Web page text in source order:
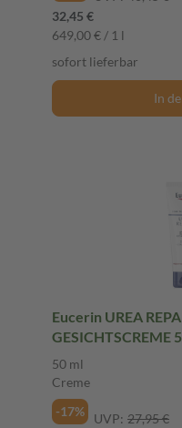
32,45 €
649,00 € / 1 l
sofort lieferbar
In
Eucerin UREA
GESICHTSCREME
50 ml
Creme
-17%
UVP: 27,95 €